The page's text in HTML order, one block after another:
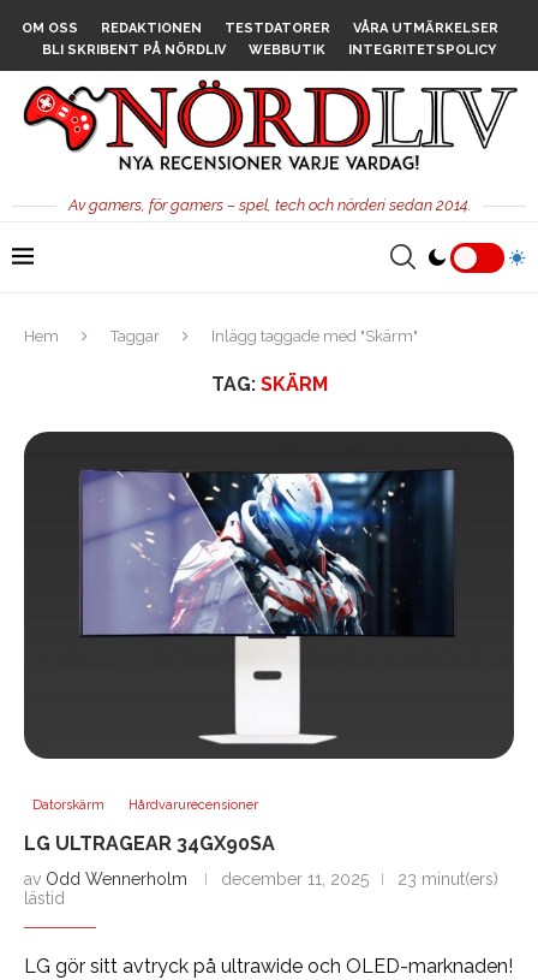
OM OSS REDAKTIONEN TESTDATORER
VÅRA UTMÄRKELSER
BLI SKRIBENT PÅ NÖRDLIV
WEBBUTIK INTEGRITETSPOLICY
Av gamers, för gamers – spel, tech och nörderi sedan 2014.
Hem Taggar Inlägg taggade med "Skärm"
TAG: SKÄRM
Datorskärm Hårdvarurecensioner
LG ULTRAGEAR 34GX90SA
av Odd Wennerholm december 11, 2025
23 minut(ers)
lästid
LG gör sitt avtryck på ultrawide och OLED-marknaden!